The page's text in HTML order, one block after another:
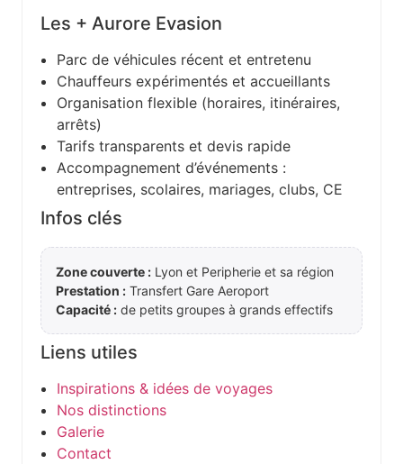
Les + Aurore Evasion
Parc de véhicules récent et entretenu
Chauffeurs expérimentés et accueillants
Organisation flexible (horaires, itinéraires,
arrêts)
Tarifs transparents et devis rapide
Accompagnement d’événements :
entreprises, scolaires, mariages, clubs, CE
Infos clés
Zone couverte : Lyon et Peripherie et sa région
Prestation : Transfert Gare Aeroport
Capacité : de petits groupes à grands effectifs
Liens utiles
Inspirations & idées de voyages
Nos distinctions
Galerie
Contact